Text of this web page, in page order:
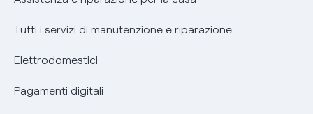
Tutti i servizi di manutenzione e riparazione
Elettrodomestici
Pagamenti digitali